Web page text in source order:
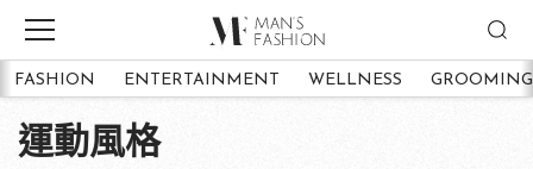
FASHION ENTERTAINMENT WELLNESS GROOMING
運動風格